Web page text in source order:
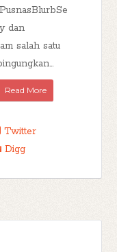
dan
salah satu
Read More
Twitter
Digg